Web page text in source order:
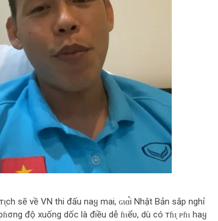
sẽ về VN thi đấu naყ mai, ɢɩɑ̉i Nhật Bản sắp nghỉ
độ xuống dốc là điều dễ ɦɩểυ, dù có тɦɪ̣ ᴘɦɩ haყ